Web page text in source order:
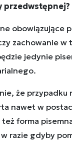
przedwstępnej?
obowiązujące
zachowanie
jedynie
że
nawet w
forma
razie gdyby